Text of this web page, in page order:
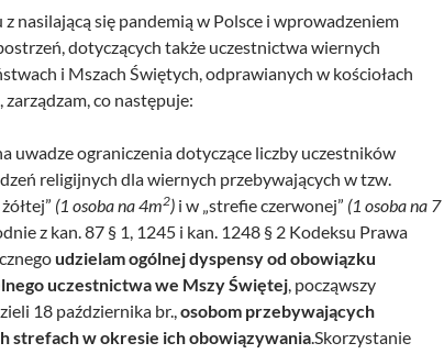
z nasilającą się pandemią w Polsce i wprowadzeniem
dotyczących także uczestnictwa wiernych
i Mszach Świętych, odprawianych w kościołach
zarządzam, co następuje:
uwadze ograniczenia dotyczące liczby uczestników
religijnych dla wiernych przebywających w tzw.
(1 osoba na 4m2) i w „strefie czerwonej” (1 osoba na 7
z kan. 87 § 1, 1245 i kan. 1248 § 2 Kodeksu Prawa
udzielam ogólnej dyspensy od obowiązku
uczestnictwa we Mszy Świętej, począwszy
18 października br.,osobom przebywających
strefach w okresie ich obowiązywania.Skorzystanie